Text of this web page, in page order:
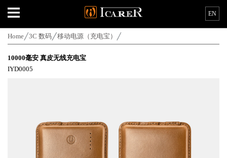
EN
Home 3C 数码 移动电源（充电宝）
10000毫安 真皮无线充电宝
IYD0005